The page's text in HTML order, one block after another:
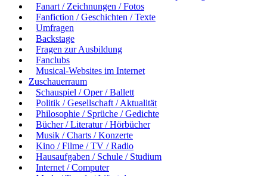
Fanart / Zeichnungen / Fotos
Fanfiction / Geschichten / Texte
Umfragen
Backstage
Fragen zur Ausbildung
Fanclubs
Musical-Websites im Internet
Zuschauerraum
Schauspiel / Oper / Ballett
Politik / Gesellschaft / Aktualität
Philosophie / Sprüche / Gedichte
Bücher / Literatur / Hörbücher
Musik / Charts / Konzerte
Kino / Filme / TV / Radio
Hausaufgaben / Schule / Studium
Internet / Computer